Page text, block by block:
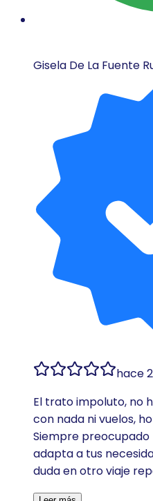
Gisela De La Fuente
hace
El trato impoluto, no
con nada ni vuelos,
Siempre preocupado
adapta a tus
duda en otro viaje